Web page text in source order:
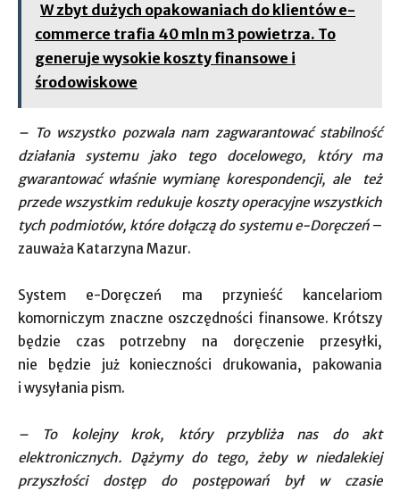
W zbyt dużych opakowaniach do klientów e-
commerce trafia 40 mln m3 powietrza. To
generuje wysokie koszty finansowe i
środowiskowe
– To wszystko pozwala nam zagwarantować stabilność
działania systemu jako tego docelowego, który ma
gwarantować właśnie wymianę korespondencji, ale też
przede wszystkim redukuje koszty operacyjne wszystkich
tych podmiotów, które dołączą do systemu e-Doręczeń–
zauważa Katarzyna Mazur.
System e-Doręczeń ma przynieść kancelariom
komorniczym znaczne oszczędności finansowe. Krótszy
będzie czas potrzebny na doręczenie przesyłki,
nie będzie już konieczności drukowania, pakowania
i wysyłania pism.
– To kolejny krok, który przybliża nas do akt
elektronicznych. Dążymy do tego, żeby w niedalekiej
przyszłości dostęp do postępowań był w czasie